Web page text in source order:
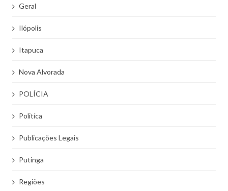
Geral
Ilópolis
Itapuca
Nova Alvorada
POLÍCIA
Politíca
Publicações Legais
Putinga
Regiões